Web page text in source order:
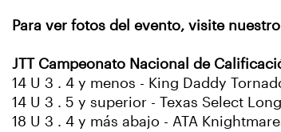
Para ver fotos del evento, visite
JTT Campeonato Nacional de
14 U 3 . 4 y menos - King Daddy
14 U 3 . 5 y superior - Texas Select
18 U 3 . 4 y más abajo - ATA